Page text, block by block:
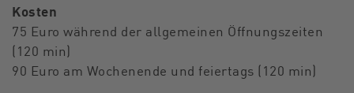
Kosten
75 Euro während der allgemeinen Öffnungszeiten
(120 min)
90 Euro am Wochenende und feiertags (120 min)